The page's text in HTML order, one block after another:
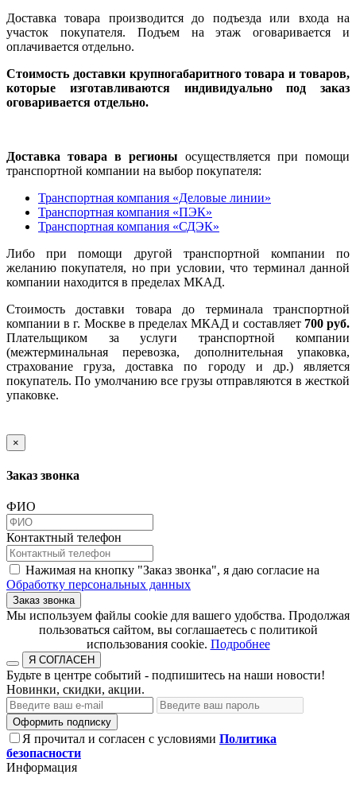
Доставка товара производится до подъезда или входа на
участок покупателя. Подъем на этаж оговаривается и
оплачивается отдельно.
Стоимость доставки крупногабаритного товара и товаров,
которые изготавливаются индивидуально под заказ
оговаривается отдельно.
Доставка товара в регионы осуществляется при помощи
транспортной компании на выбор покупателя:
Транспортная компания «Деловые линии»
Транспортная компания «ПЭК»
Транспортная компания «СДЭК»
Либо при помощи другой транспортной компании по
желанию покупателя, но при условии, что терминал данной
компании находится в пределах МКАД.
Стоимость доставки товара до терминала транспортной
компании в г. Москве в пределах МКАД и составляет 700 руб.
Плательщиком за услуги транспортной компании
(межтерминальная перевозка, дополнительная упаковка,
страхование груза, доставка по городу и др.) является
покупатель. По умолчанию все грузы отправляются в жесткой
упаковке.
×
Заказ звонка
ФИО
Контактный телефон
Нажимая на кнопку "Заказ звонка", я даю согласие на
Обработку персональных данных
Заказ звонка
​​​​​​​Мы используем файлы cookie для вашего удобства. Продолжая
пользоваться сайтом, вы соглашаетесь с политикой
использования cookie.​​​​​​​ Подробнее
Я СОГЛАСЕН
Будьте в центре событий - подпишитесь на наши новости!
Новинки, скидки, акции.
Оформить подписку
Я прочитал и согласен с условиями Политика
безопасности
Информация